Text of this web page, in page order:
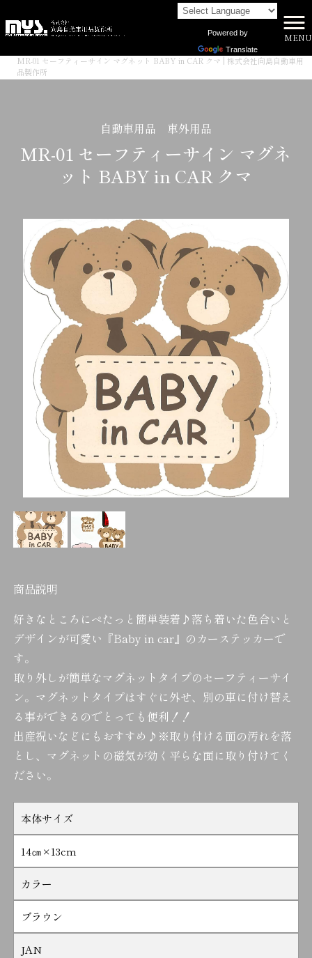
Powered by
Translate
MENU
商品一覧
>
MR-01 セーフティーサイン マグネット BABY in CAR クマ | 株式会社向島自動車用
品製作所
自動車用品 車外用品
MR-01 セーフティーサイン マグネ
ット BABY in CAR クマ
商品説明
好きなところにぺたっと簡単装着♪落ち着いた色合いと
デザインが可愛い『Baby in car』のカーステッカーで
す。
取り外しが簡単なマグネットタイプのセーフティーサイ
ン。マグネットタイプはすぐに外せ、別の車に付け替え
る事ができるのでとっても便利！！
出産祝いなどにもおすすめ♪※取り付ける面の汚れを落
とし、マグネットの磁気が効く平らな面に取り付けてく
ださい。
本体サイズ
14㎝×13cm
カラー
ブラウン
JAN